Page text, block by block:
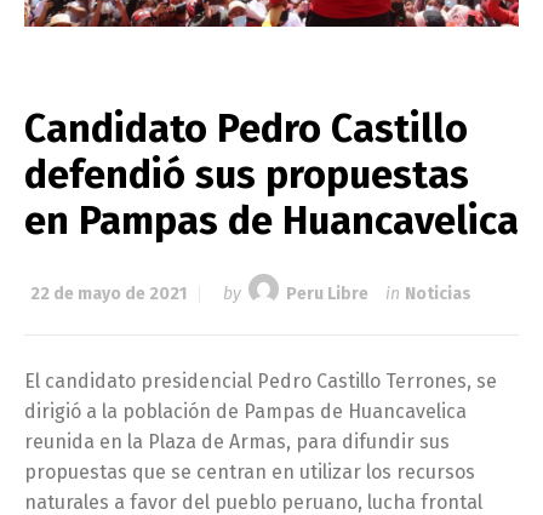
Candidato Pedro Castillo
defendió sus propuestas
en Pampas de Huancavelica
22 de mayo de 2021 by Peru Libre in Noticias
El candidato presidencial Pedro Castillo Terrones, se
dirigió a la población de Pampas de Huancavelica
reunida en la Plaza de Armas, para difundir sus
propuestas que se centran en utilizar los recursos
naturales a favor del pueblo peruano, lucha frontal